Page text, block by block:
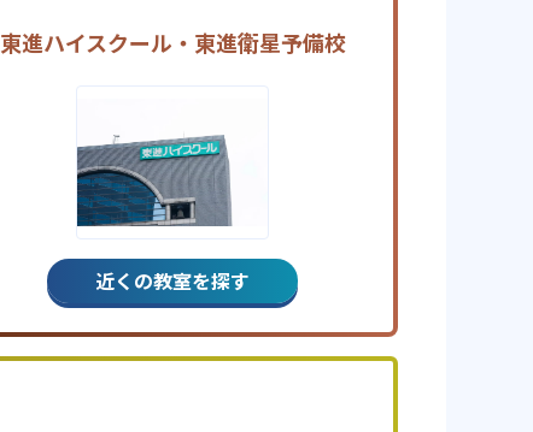
東進ハイスクール・東進衛星予備校
近くの教室を探す